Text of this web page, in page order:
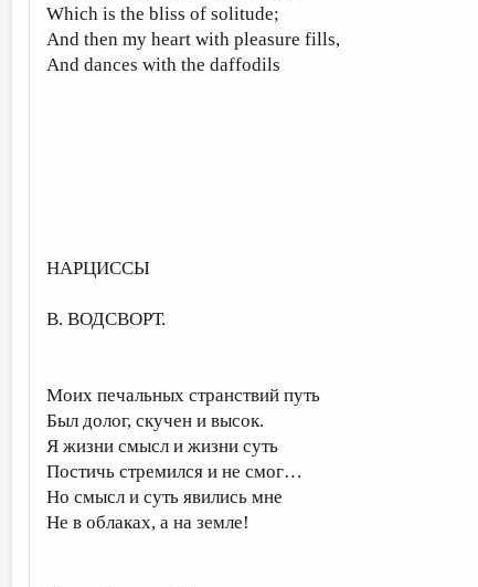
Which is the bliss of solitude;
And then my heart with pleasure fills,
And dances with the daffodils
НАРЦИССЫ
В. ВОДСВОРТ.
Моих печальных странствий путь
Был долог, скучен и высок.
Я жизни смысл и жизни суть
Постичь стремился и не смог…
Но смысл и суть явились мне
Не в облаках, а на земле!